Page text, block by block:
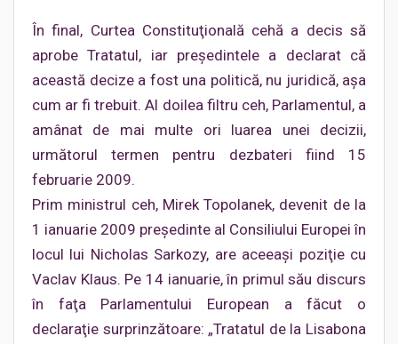
În final, Curtea Constituţională cehă a decis să
aprobe Tratatul, iar preşedintele a declarat că
această decize a fost una politică, nu juridică, aşa
cum ar fi trebuit. Al doilea filtru ceh, Parlamentul, a
amânat de mai multe ori luarea unei decizii,
următorul termen pentru dezbateri fiind 15
februarie 2009.
Prim ministrul ceh, Mirek Topolanek, devenit de la
1 ianuarie 2009 preşedinte al Consiliului Europei în
locul lui Nicholas Sarkozy, are aceeaşi poziţie cu
Vaclav Klaus. Pe 14 ianuarie, în primul său discurs
în faţa Parlamentului European a făcut o
declaraţie surprinzătoare: „Tratatul de la Lisabona